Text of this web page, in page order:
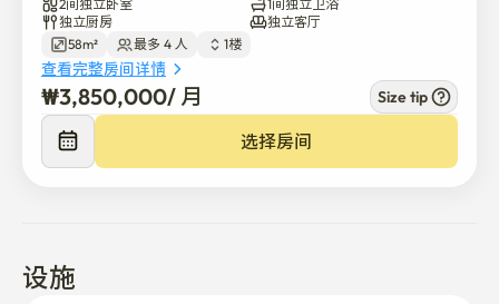
2间独立卧室
1间独立卫浴
独立厨房
独立客厅
58m²
最多 4 人 1楼
查看完整房间详情
₩3,850,000/ 月 Size tip
选择房间
设施